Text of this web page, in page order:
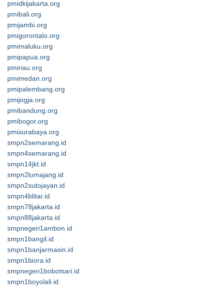
pmidkijakarta.org
pmibali.org
pmijambi.org
pmigorontalo.org
pmimaluku.org
pmipapua.org
pmiriau.org
pmimedan.org
pmipalembang.org
pmijogja.org
pmibandung.org
pmibogor.org
pmisurabaya.org
smpn2semarang.id
smpn4semarang.id
smpn14jkt.id
smpn2lumajang.id
smpn2sutojayan.id
smpn4blitar.id
smpn78jakarta.id
smpn88jakarta.id
smpnegeri1ambon.id
smpn1bangil.id
smpn1banjarmasin.id
smpn1biora.id
smpnegeri1bobotsari.id
smpn1boyolali.id